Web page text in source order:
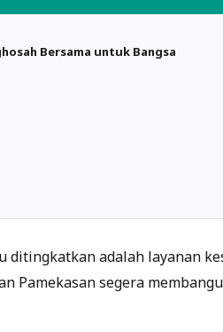
Bersama untuk Bangsa
ditingkatkan adalah layanan
Pamekasan segera